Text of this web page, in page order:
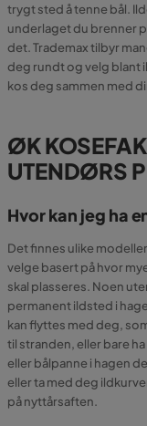
trygt sted å tenne bål.
underlaget du brenner
det. Trademax tilbyr
deg rundt og velg blant
kos deg sammen med
ØK
UTENDØRS
Hvor kan jeg ha
Det finnes ulike
velge basert på hvor
skal plasseres. Noen
permanent ildsted i
kan flyttes med deg,
til stranden, eller bare
eller bålpanne i hagen
eller ta med deg
på nyttårsaften.